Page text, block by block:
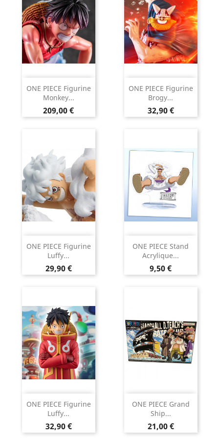
ONE PIECE Figurine
Monkey...
Prix
209,00 €
ONE PIECE Figurine
Brogy...
Prix
32,90 €
ONE PIECE Figurine
Luffy...
Prix
29,90 €
ONE PIECE Stand
Acrylique...
Prix
9,50 €
ONE PIECE Figurine
Luffy...
Prix
32,90 €
ONE PIECE Grand
Ship...
Prix
21,00 €